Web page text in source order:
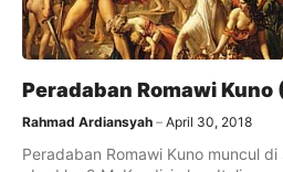
Peradaban Romawi Kuno
Rahmad Ardiansyah April 30, 2018
Peradaban Romawi Kuno muncul